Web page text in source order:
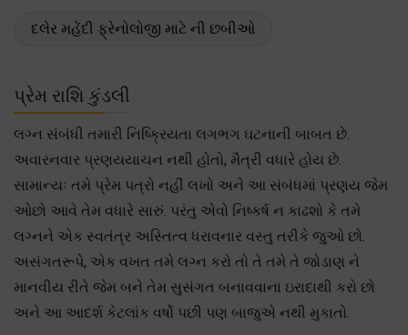
દલેર મહેંદી ફ્રેનોલોજી માટે ની છબીઓ
પ્રેમ રાશિ કુંડલી
લગ્ન સંબંધી તમારી નિષ્ક્રિયતા લગભગ ઘટનાની બાબત છે.
અવારનવાર પ્રણયયાચન નથી હોતો, મૈત્રી વધારે હોય છે.
સામાન્યઃ તમે પ્રેમ પત્રો નહીં લખો અને આ સંબંધમાં પ્રણય જેમ
ઓછો આવે તેમ વધારે સારું. પરંતુ એવો નિષ્કર્ષ ન કાઢશો કે તમે
લગ્નને એક સ્વતંત્ર અસ્તિત્વ ધરાવનાર વસ્તુ તરીકે જુઓ છો.
અસંગતરૂપે, એક વખત તમે લગ્ન કરો તો તે તમે તે જોડાણ ને
માનવીય રીતે જેમ બને તેમ સુસંગત બનાવવાના ઇરાદાથી કરો છો
અને આ આદર્શ કેટલાંક વર્ષો પછી પણ બાજુએ નથી મુકાતો.